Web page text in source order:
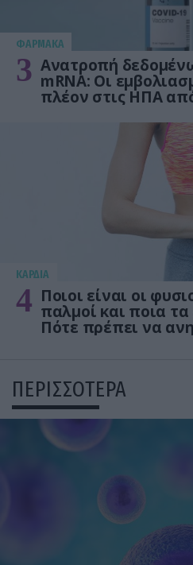
ΦΑΡΜΑΚΑ
3 Ανατροπή
mRNA: Οι
πλέον στις ΗΠΑ
KΑΡΔΙΑ
4 Ποιοι είναι οι
παλμοί και ποια τα
Πότε πρέπει να
ΠΕΡΙΣΣΟΤΕΡΑ